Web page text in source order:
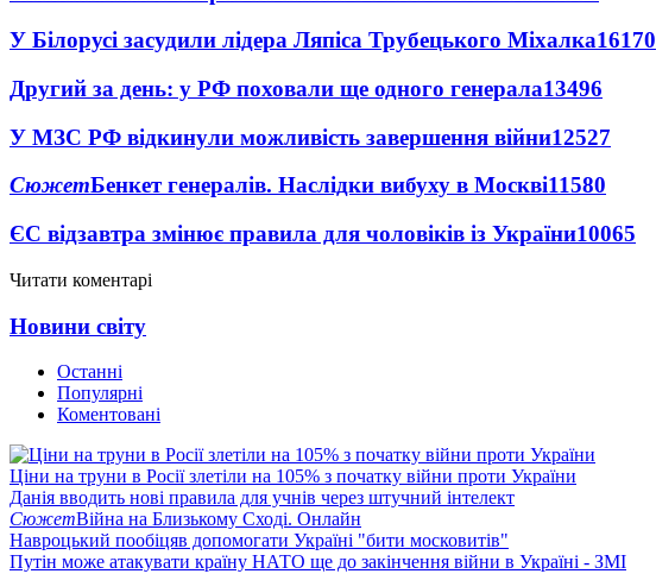
У Білорусі засудили лідера Ляпіса Трубецького Міхалка16170
Другий за день: у РФ поховали ще одного генерала13496
У МЗС РФ відкинули можливість завершення війни12527
СюжетБенкет генералів. Наслідки вибуху в Москві11580
ЄС відзавтра змінює правила для чоловіків із України10065
Читати коментарі
Новини світу
Останні
Популярні
Коментовані
Ціни на труни в Росії злетіли на 105% з початку війни проти України
Данія вводить нові правила для учнів через штучний інтелект
СюжетВійна на Близькому Сході. Онлайн
Навроцький пообіцяв допомогати Україні "бити московитів"
Путін може атакувати країну НАТО ще до закінчення війни в Україні - ЗМІ